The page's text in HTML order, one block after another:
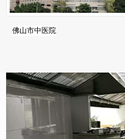
佛山市中医院